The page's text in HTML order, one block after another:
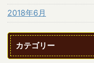
2018年6月
カテゴリー